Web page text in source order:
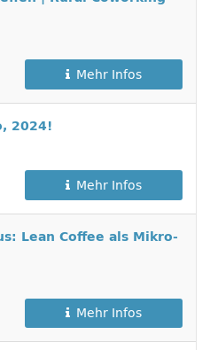
Mehr Infos
2024!
Mehr Infos
Lean Coffee als Mikro-
Mehr Infos